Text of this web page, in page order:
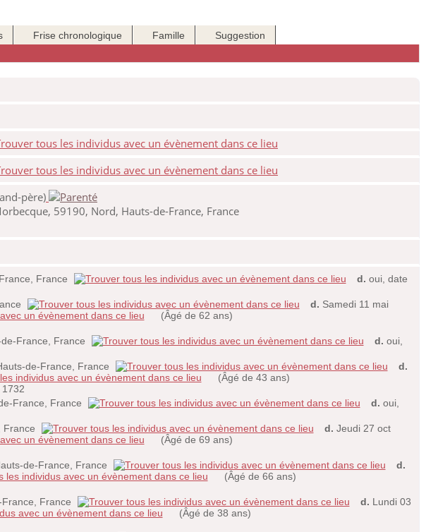
Frise chronologique Famille Suggestion
père)
59190, Nord, Hauts-de-France, France
France d. oui, date
d. Samedi 11 mai
(Âgé de 62 ans)
France, France d. oui,
de-France, France
d.
(Âgé de 43 ans)
France, France d. oui,
France d. Jeudi 27 oct
(Âgé de 69 ans)
de-France, France
d.
(Âgé de 66 ans)
France d. Lundi 03
(Âgé de 38 ans)